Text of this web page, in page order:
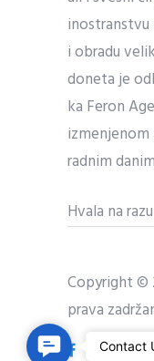
i obradu
doneta je
ka Feron
radnim
Hvala na
Copyright ©
prava
C Contact